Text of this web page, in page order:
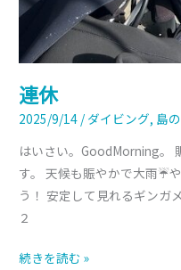
連休
2025/9/14 / ダイビング, 島
はいさい。GoodMorning。
す。 天候も賑やかで大雨☔
う！ 安定して見れるギンガ
２
続きを読む »